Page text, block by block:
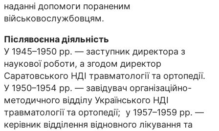
наданні допомоги пораненим
військовослужбовцям.
Післявоєнна діяльність
У 1945–1950 рр. — заступник директора з
наукової роботи, а згодом директор
Саратовського НДІ травматології та ортопедії.
У 1950–1954 рр. — завідувач організаційно-
методичного відділу Українського НДІ
травматології та ортопедії; у 1957–1959 рр. —
керівник відділення відновного лікування та